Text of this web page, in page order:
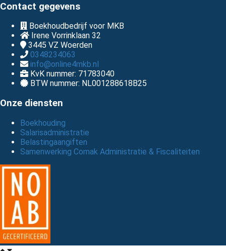
Contact gegevens
Boekhoudbedrijf voor MKB
Irene Vorrinklaan 32
3445 VZ Woerden
0348234063
info@online4mkb.nl
KvK nummer: 71783040
BTW nummer: NL001288618B25
Onze diensten
Boekhouding
Salarisadministratie
Belastingaangiften
Samenwerking Comak Administratie & Fiscaliteiten